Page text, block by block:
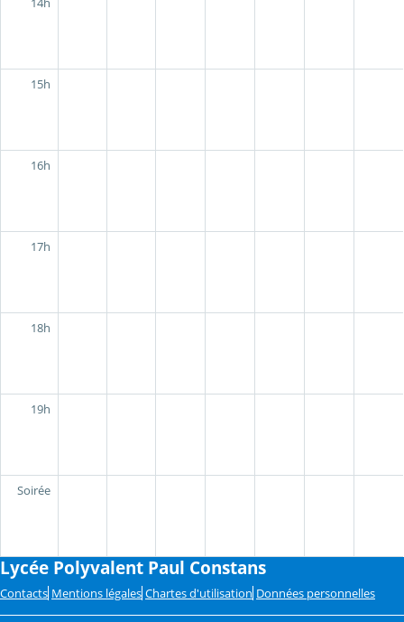
15h
16h
17h
18h
19h
Soirée
Lycée Polyvalent Paul Constans
Contacts Mentions légales Chartes d'utilisation Données personnelles